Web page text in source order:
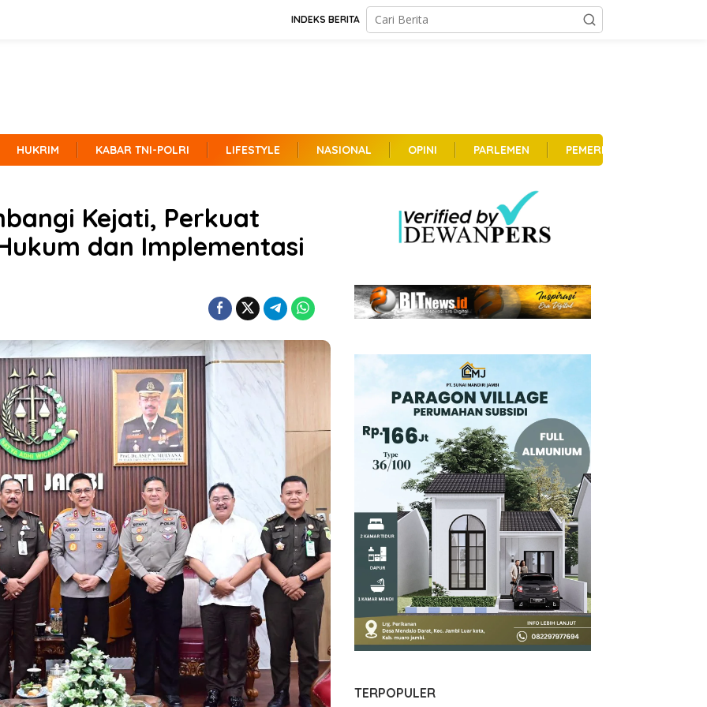
INDEKS BERITA
HUKRIM KABAR TNI-POLRI LIFESTYLE NASIONAL OPINI PARLEMEN PEMERINTAHAN
Kejati, Perkuat
dan Implementasi
TERPOPULER